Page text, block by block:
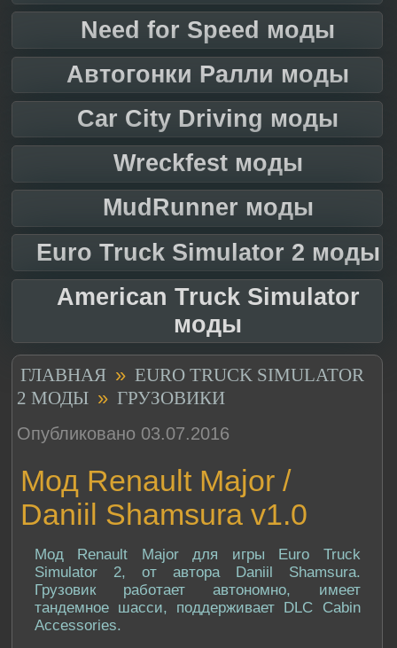
Need for Speed моды
Автогонки Ралли моды
Car City Driving моды
Wreckfest моды
MudRunner моды
Euro Truck Simulator 2 моды
American Truck Simulator
моды
ГЛАВНАЯ » EURO TRUCK SIMULATOR
2 МОДЫ » ГРУЗОВИКИ
Опубликовано 03.07.2016
Мод Renault Major /
Daniil Shamsura v1.0
Мод Renault Major для игры Euro Truck
Simulator 2, от автора Daniil Shamsura.
Грузовик работает автономно, имеет
тандемное шасси, поддерживает DLC Cabin
Accessories.